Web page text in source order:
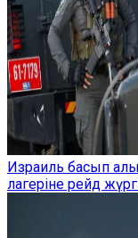
Израиль басып
лагеріне рейд